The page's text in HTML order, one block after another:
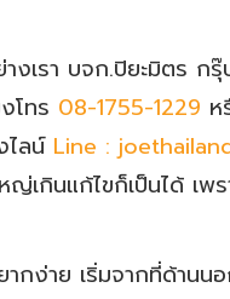
งเรา บจก.ปิยะมิตร กรุ๊
โทร 08-1755-1229 ห
ไลน์ Line :
เกินแก้ไขก็เป็นได้ เพ
กง่าย เริ่มจากที่ด้านน